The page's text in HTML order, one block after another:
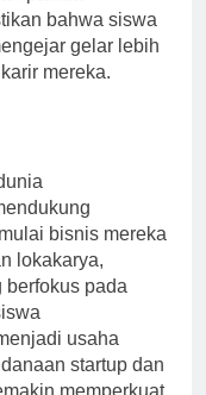
panitia
bahwa siswa
gelar lebih
bisnis mereka
lokakarya,
pada
usaha
startup dan